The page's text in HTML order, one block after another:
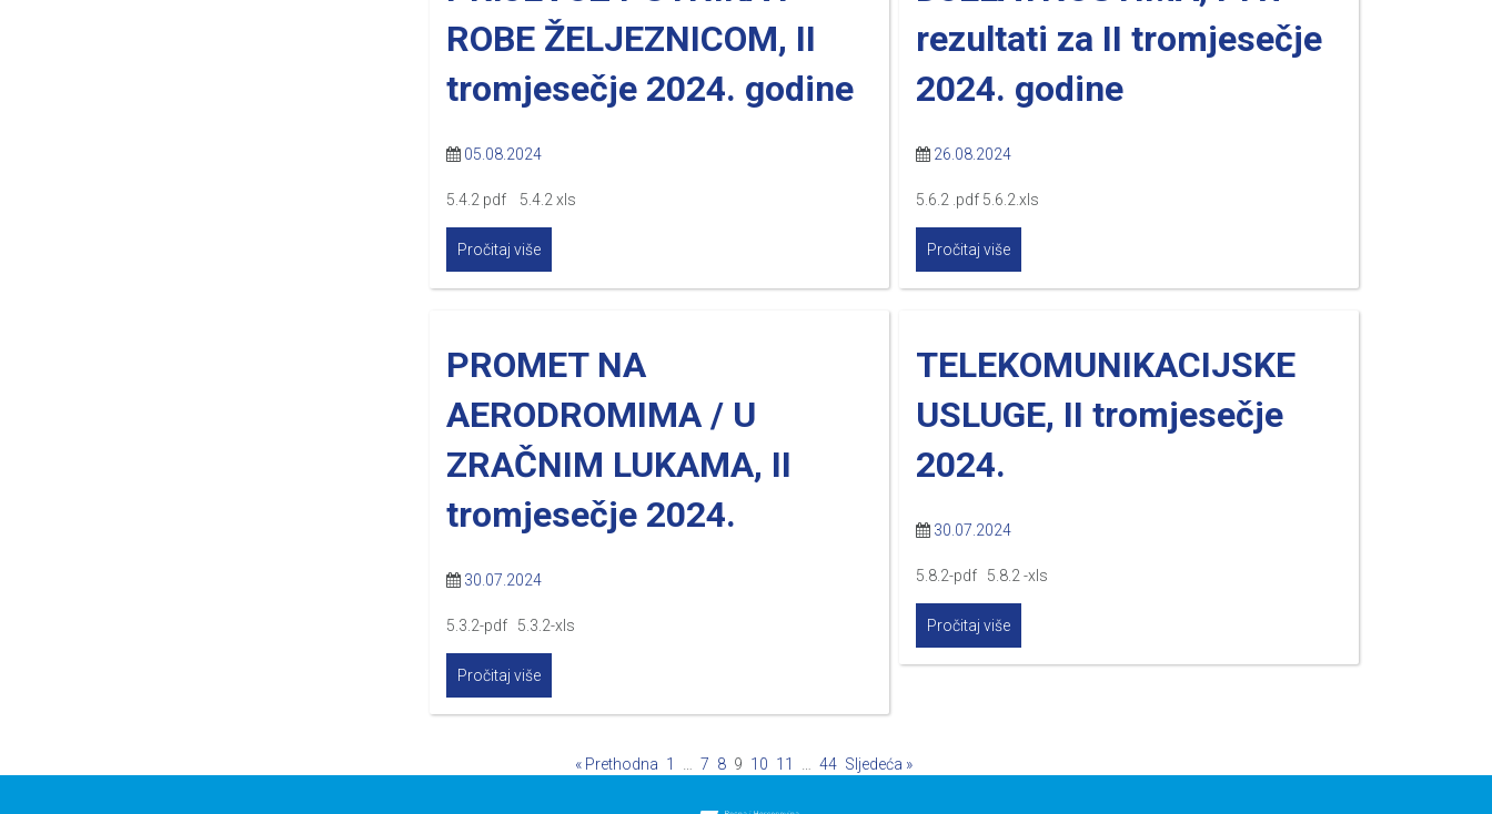
rezultati za II tromjesečje
2024. godine
26.08.2024
5.6.2 .pdf 5.6.2.xls
Pročitaj više
ROBE ŽELJEZNICOM, II
tromjesečje 2024. godine
05.08.2024
5.4.2 pdf 5.4.2 xls
Pročitaj više
PROMET NA
AERODROMIMA / U
ZRAČNIM LUKAMA, II
tromjesečje 2024.
30.07.2024
5.3.2-pdf 5.3.2-xls
Pročitaj više
TELEKOMUNIKACIJSKE
USLUGE, II tromjesečje
2024.
30.07.2024
5.8.2-pdf 5.8.2 -xls
Pročitaj više
« Prethodna 1 … 7 8 9 10 11 … 44 Sljedeća »